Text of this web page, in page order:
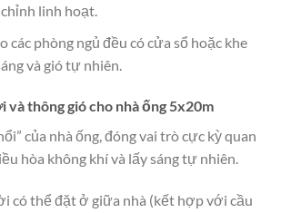
linh hoạt.
các phòng ngủ đều có cửa sổ hoặc khe
và gió tự nhiên.
thông gió cho nhà ống 5x20m
của nhà ống, đóng vai trò cực kỳ quan
hòa không khí và lấy sáng tự nhiên.
có thể đặt ở giữa nhà (kết hợp với cầu